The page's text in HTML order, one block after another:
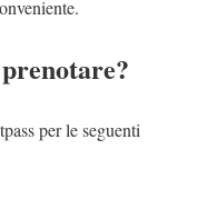
per le seguenti